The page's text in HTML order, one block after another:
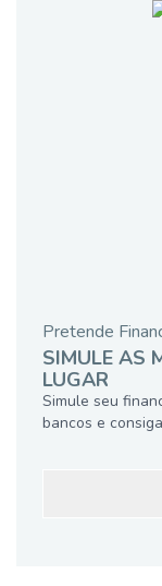
Pretende
SIMULE AS
LUGAR
Simule seu
bancos e